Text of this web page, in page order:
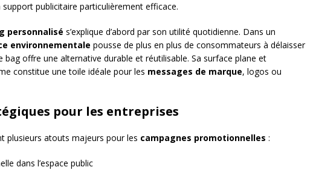
publicitaire particulièrement efficace.
personnalisé s’explique d’abord par son utilité quotidienne. Dans un
environnementale pousse de plus en plus de consommateurs à délaisser
bag offre une alternative durable et réutilisable. Sa surface plane et
constitue une toile idéale pour les messages de marque, logos ou
pour les entreprises
plusieurs atouts majeurs pour les campagnes promotionnelles :
dans l’espace public